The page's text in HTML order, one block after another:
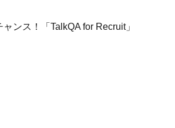
ンス！「TalkQA for Recruit」